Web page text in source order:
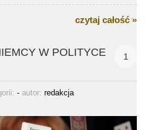
czytaj całość »
W POLITYCE
1
-autor: redakcja